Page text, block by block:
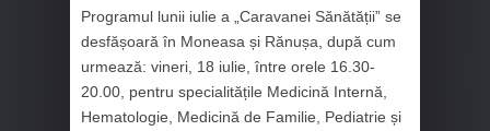
Programul lunii iulie a „Caravanei Sănătății” se
desfășoară în Moneasa și Rănușa, după cum
urmează: vineri, 18 iulie, între orele 16.30-
20.00, pentru specialitățile Medicină Internă,
Hematologie, Medicină de Familie, Pediatrie și